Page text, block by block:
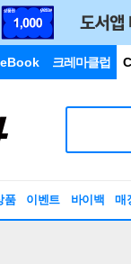
eBook 크레마클럽
품 이벤트 바이백 매